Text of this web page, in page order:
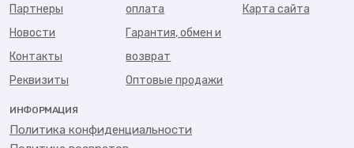
Партнеры
Новости
Контакты
Реквизиты
оплата
Гарантия, обмен и
возврат
Оптовые продажи
Карта сайта
ИНФОРМАЦИЯ
Политика конфиденциальности